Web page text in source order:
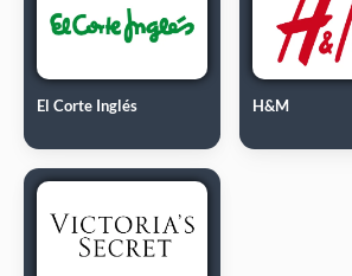
El Corte Inglés H&M